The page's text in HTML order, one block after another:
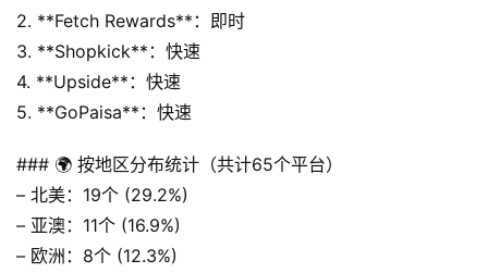
2. **Fetch Rewards**：即时
3. **Shopkick**：快速
4. **Upside**：快速
5. **GoPaisa**：快速
### 🌍 按地区分布统计（共计65个平台）
– 北美：19个 (29.2%)
– 亚澳：11个 (16.9%)
– 欧洲：8个 (12.3%)